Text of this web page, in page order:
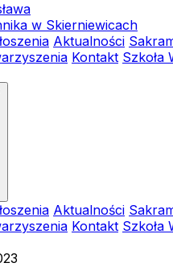
w Skierniewicach
Aktualności
Kontakt Szkoła
Aktualności
Kontakt Szkoła